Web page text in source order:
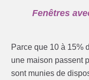
Fenêtres
Parce que 10 à 15%
une maison passent
sont munies de